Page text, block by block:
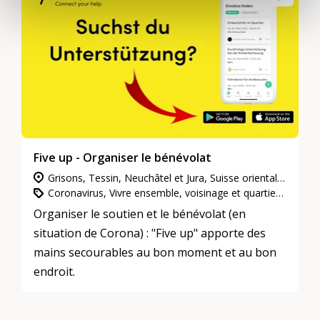
Five up - Organiser le bénévolat
Grisons, Tessin, Neuchâtel et Jura, Suisse orientale, Vaud et Fribourg, Valais, Suisse centrale, Berne et Soleure, Zurich, Genève, Suisse du Nord-Ouest
Coronavirus, Vivre ensemble, voisinage et quartiers, L’engagement d’utilité publique
Organiser le soutien et le bénévolat (en
situation de Corona) : "Five up" apporte des
mains secourables au bon moment et au bon
endroit.